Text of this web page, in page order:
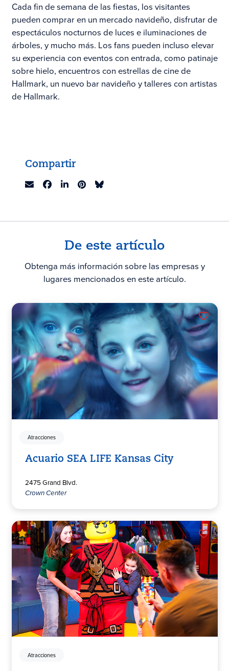
Cada fin de semana de las fiestas, los visitantes
pueden comprar en un mercado navideño, disfrutar de
espectáculos nocturnos de luces e iluminaciones de
árboles, y mucho más. Los fans pueden incluso elevar
su experiencia con eventos con entrada, como patinaje
sobre hielo, encuentros con estrellas de cine de
Hallmark, un nuevo bar navideño y talleres con artistas
de Hallmark.
Compartir
De este artículo
Obtenga más información sobre las empresas y
lugares mencionados en este artículo.
Atracciones
Acuario SEA LIFE Kansas City
2475 Grand Blvd.
Crown Center
Atracciones